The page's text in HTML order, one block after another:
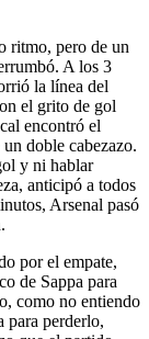
ritmo, pero de un
A los 3
la línea del
el grito de gol
encontró el
doble cabezazo.
y ni hablar
anticipó a todos
Arsenal pasó
por el empate,
de Sappa para
como no entiendo
para perderlo,